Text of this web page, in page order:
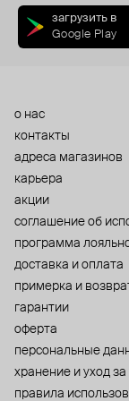
загрузить в
Google Play
о нас
контакты
адреса магазинов
карьера
акции
cоглашение об
программа
доставка и оплата
примерка и
гарантии
оферта
персональные
хранение и уход
правила